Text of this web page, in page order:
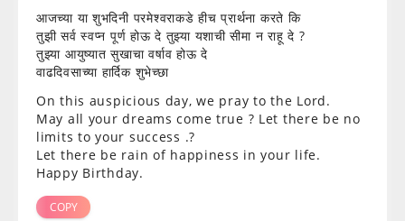
आजच्या या शुभदिनी परमेश्वराकडे हीच प्रार्थना करते कि
तुझी सर्व स्वप्न पूर्ण होऊ दे तुझ्या यशाची सीमा न राहू दे ?
तुझ्या आयुष्यात सुखाचा वर्षाव होऊ दे
वाढदिवसाच्या हार्दिक शुभेच्छा
On this auspicious day, we pray to the Lord.
May all your dreams come true ? Let there be no
limits to your success .?
Let there be rain of happiness in your life.
Happy Birthday.
COPY